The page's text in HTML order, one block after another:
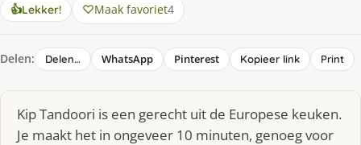
👍Lekker! Maak favoriet4
Delen: Delen… WhatsApp Pinterest Kopieer link Print
Kip Tandoori is een gerecht uit de Europese keuken.
Je maakt het in ongeveer 10 minuten, genoeg voor